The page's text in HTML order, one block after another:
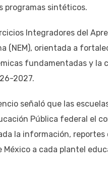
programas sintéticos.
Integradores del
(NEM), orientada a
fundamentadas y la
2027.
señaló que las
Pública federal el
la información,
México a cada plantel